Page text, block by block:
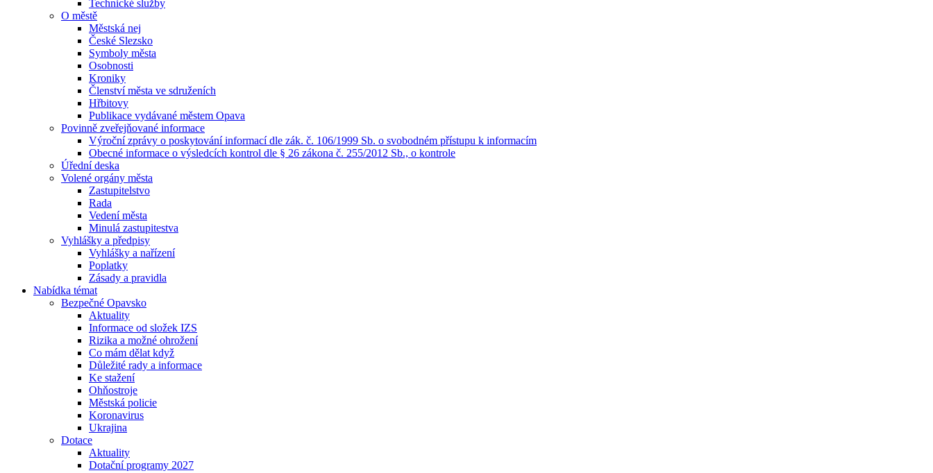
Technické služby
O městě
Městská nej
České Slezsko
Symboly města
Osobnosti
Kroniky
Členství města ve sdruženích
Hřbitovy
Publikace vydávané městem Opava
Povinně zveřejňované informace
Výroční zprávy o poskytování informací dle zák. č. 106/1999 Sb. o svobodném přístupu k informacím
Obecné informace o výsledcích kontrol dle § 26 zákona č. 255/2012 Sb., o kontrole
Úřední deska
Volené orgány města
Zastupitelstvo
Rada
Vedení města
Minulá zastupitestva
Vyhlášky a předpisy
Vyhlášky a nařízení
Poplatky
Zásady a pravidla
Nabídka témat
Bezpečné Opavsko
Aktuality
Informace od složek IZS
Rizika a možné ohrožení
Co mám dělat když
Důležité rady a informace
Ke stažení
Ohňostroje
Městská policie
Koronavirus
Ukrajina
Dotace
Aktuality
Dotační programy 2027